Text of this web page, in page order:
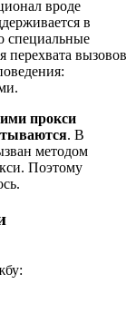
вроде
в
специальные
перехвата вызовов
прокси
. В
методом
Поэтому